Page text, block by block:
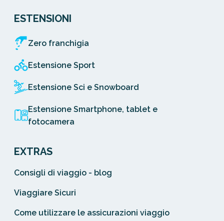
ESTENSIONI
Zero franchigia
Estensione Sport
Estensione Sci e Snowboard
Estensione Smartphone, tablet e
fotocamera
EXTRAS
Consigli di viaggio - blog
Viaggiare Sicuri
Come utilizzare le assicurazioni viaggio